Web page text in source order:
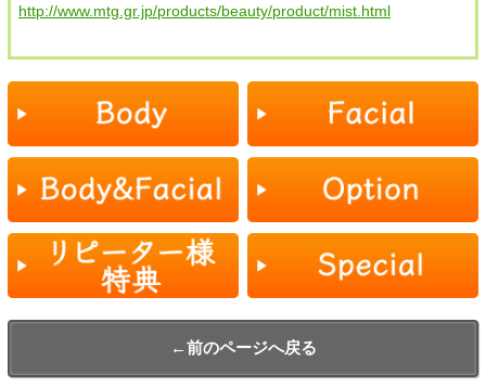
http://www.mtg.gr.jp/products/beauty/product/mist.html
←前のページへ戻る